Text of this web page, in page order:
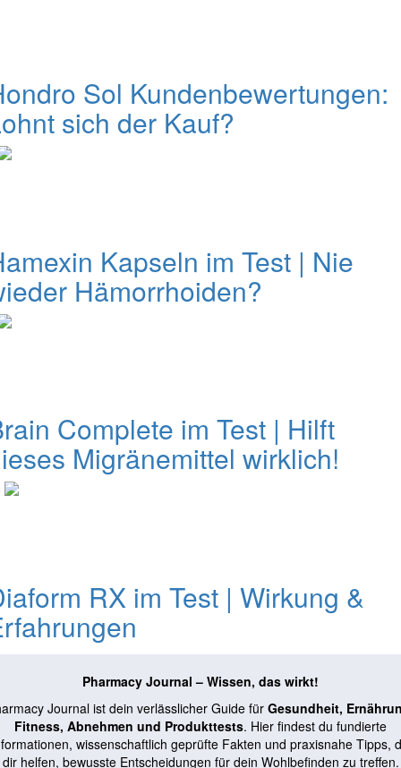
Sol Kundenbewertungen:
sich der Kauf?
Kapseln im Test | Nie
Hämorrhoiden?
Complete im Test | Hilft
Migränemittel wirklich!
RX im Test | Wirkung &
Pharmacy Journal – Wissen, das wirkt!
Journal ist dein verlässlicher Guide für Gesundheit,
Fitness, Abnehmen und Produkttests. Hier findest du fundierte
wissenschaftlich geprüfte Fakten und praxisnahe Tipps,
dir helfen, bewusste Entscheidungen für dein Wohlbefinden zu treffen.